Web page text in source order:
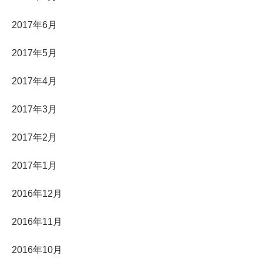
2017年6月
2017年5月
2017年4月
2017年3月
2017年2月
2017年1月
2016年12月
2016年11月
2016年10月